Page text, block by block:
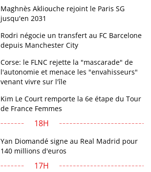
Maghnès Akliouche rejoint le Paris SG
jusqu'en 2031
Rodri négocie un transfert au FC Barcelone
depuis Manchester City
Corse: le FLNC rejette la "mascarade" de
l'autonomie et menace les "envahisseurs"
venant vivre sur l'île
Kim Le Court remporte la 6e étape du Tour
de France Femmes
18H
Yan Diomandé signe au Real Madrid pour
140 millions d'euros
17H